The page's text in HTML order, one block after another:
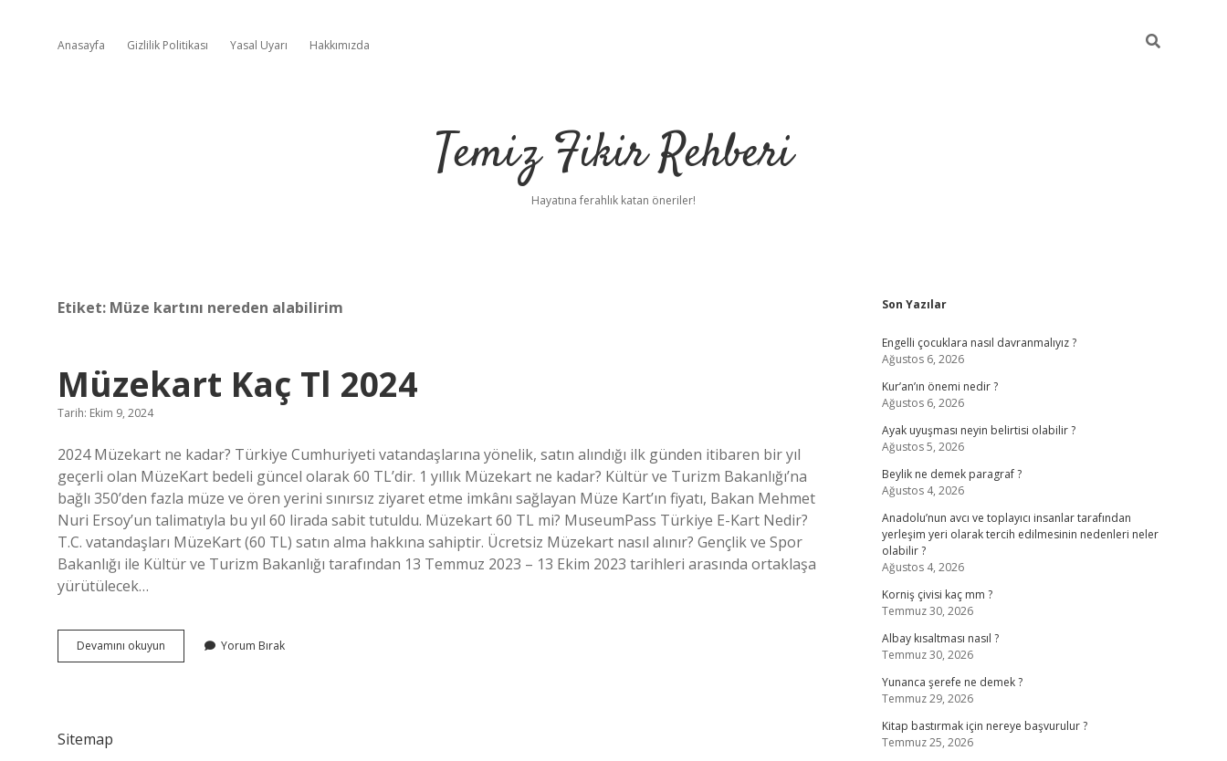
Anasayfa Gizlilik Politikası Yasal Uyarı Hakkımızda
Temiz Fikir Rehberi
Hayatına ferahlık katan öneriler!
Etiket: Müze kartını nereden alabilirim
Müzekart Kaç Tl 2024
Tarih: Ekim 9, 2024
2024 Müzekart ne kadar? Türkiye Cumhuriyeti vatandaşlarına yönelik, satın alındığı ilk günden itibaren bir yıl
geçerli olan MüzeKart bedeli güncel olarak 60 TL’dir. 1 yıllık Müzekart ne kadar? Kültür ve Turizm Bakanlığı’na
bağlı 350’den fazla müze ve ören yerini sınırsız ziyaret etme imkânı sağlayan Müze Kart’ın fiyatı, Bakan Mehmet
Nuri Ersoy’un talimatıyla bu yıl 60 lirada sabit tutuldu. Müzekart 60 TL mi? MuseumPass Türkiye E-Kart Nedir?
T.C. vatandaşları MüzeKart (60 TL) satın alma hakkına sahiptir. Ücretsiz Müzekart nasıl alınır? Gençlik ve Spor
Bakanlığı ile Kültür ve Turizm Bakanlığı tarafından 13 Temmuz 2023 – 13 Ekim 2023 tarihleri ​​arasında ortaklaşa
yürütülecek…
Devamını okuyun Müzekart
Kaç
Yorum Bırak
Sitemap
Sidebar
Son Yazılar
Engelli çocuklara nasıl davranmalıyız ?
Ağustos 6, 2026
Kur’an’ın önemi nedir ?
Ağustos 6, 2026
Ayak uyuşması neyin belirtisi olabilir ?
Ağustos 5, 2026
Beylik ne demek paragraf ?
Ağustos 4, 2026
Anadolu’nun avcı ve toplayıcı insanlar tarafından
yerleşim yeri olarak tercih edilmesinin nedenleri neler
olabilir ?
Ağustos 4, 2026
Korniş çivisi kaç mm ?
Temmuz 30, 2026
Albay kısaltması nasıl ?
Temmuz 30, 2026
Yunanca şerefe ne demek ?
Temmuz 29, 2026
Kitap bastırmak için nereye başvurulur ?
Temmuz 25, 2026